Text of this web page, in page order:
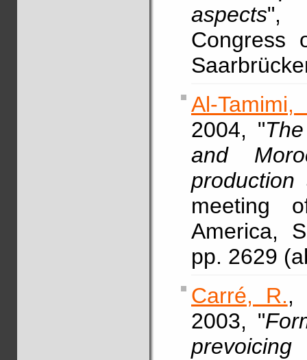
aspects",
Congress
Al-Tamimi,
2004, "
and
production
meeting
America,
pp. 2629
Carré, R.,
2003, "